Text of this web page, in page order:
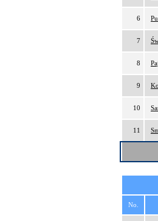
6
7
8
9
10
11
No.